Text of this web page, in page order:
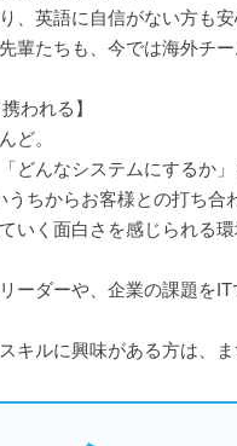
、英語に自信がない方も安
輩たちも、今では海外チ
われる】
ど。
どんなシステムにするか
ちからお客様との打ち合
いく面白さを感じられる環
ーダーや、企業の課題を
キルに興味がある方は、